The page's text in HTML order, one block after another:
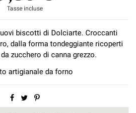
Tasse incluse
biscotti di Dolciarte. Croccanti
dalla forma tondeggiante ricoperti
zucchero di canna grezzo.
artigianale da forno